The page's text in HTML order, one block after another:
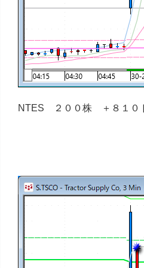
NTES ２００株 ＋８１０